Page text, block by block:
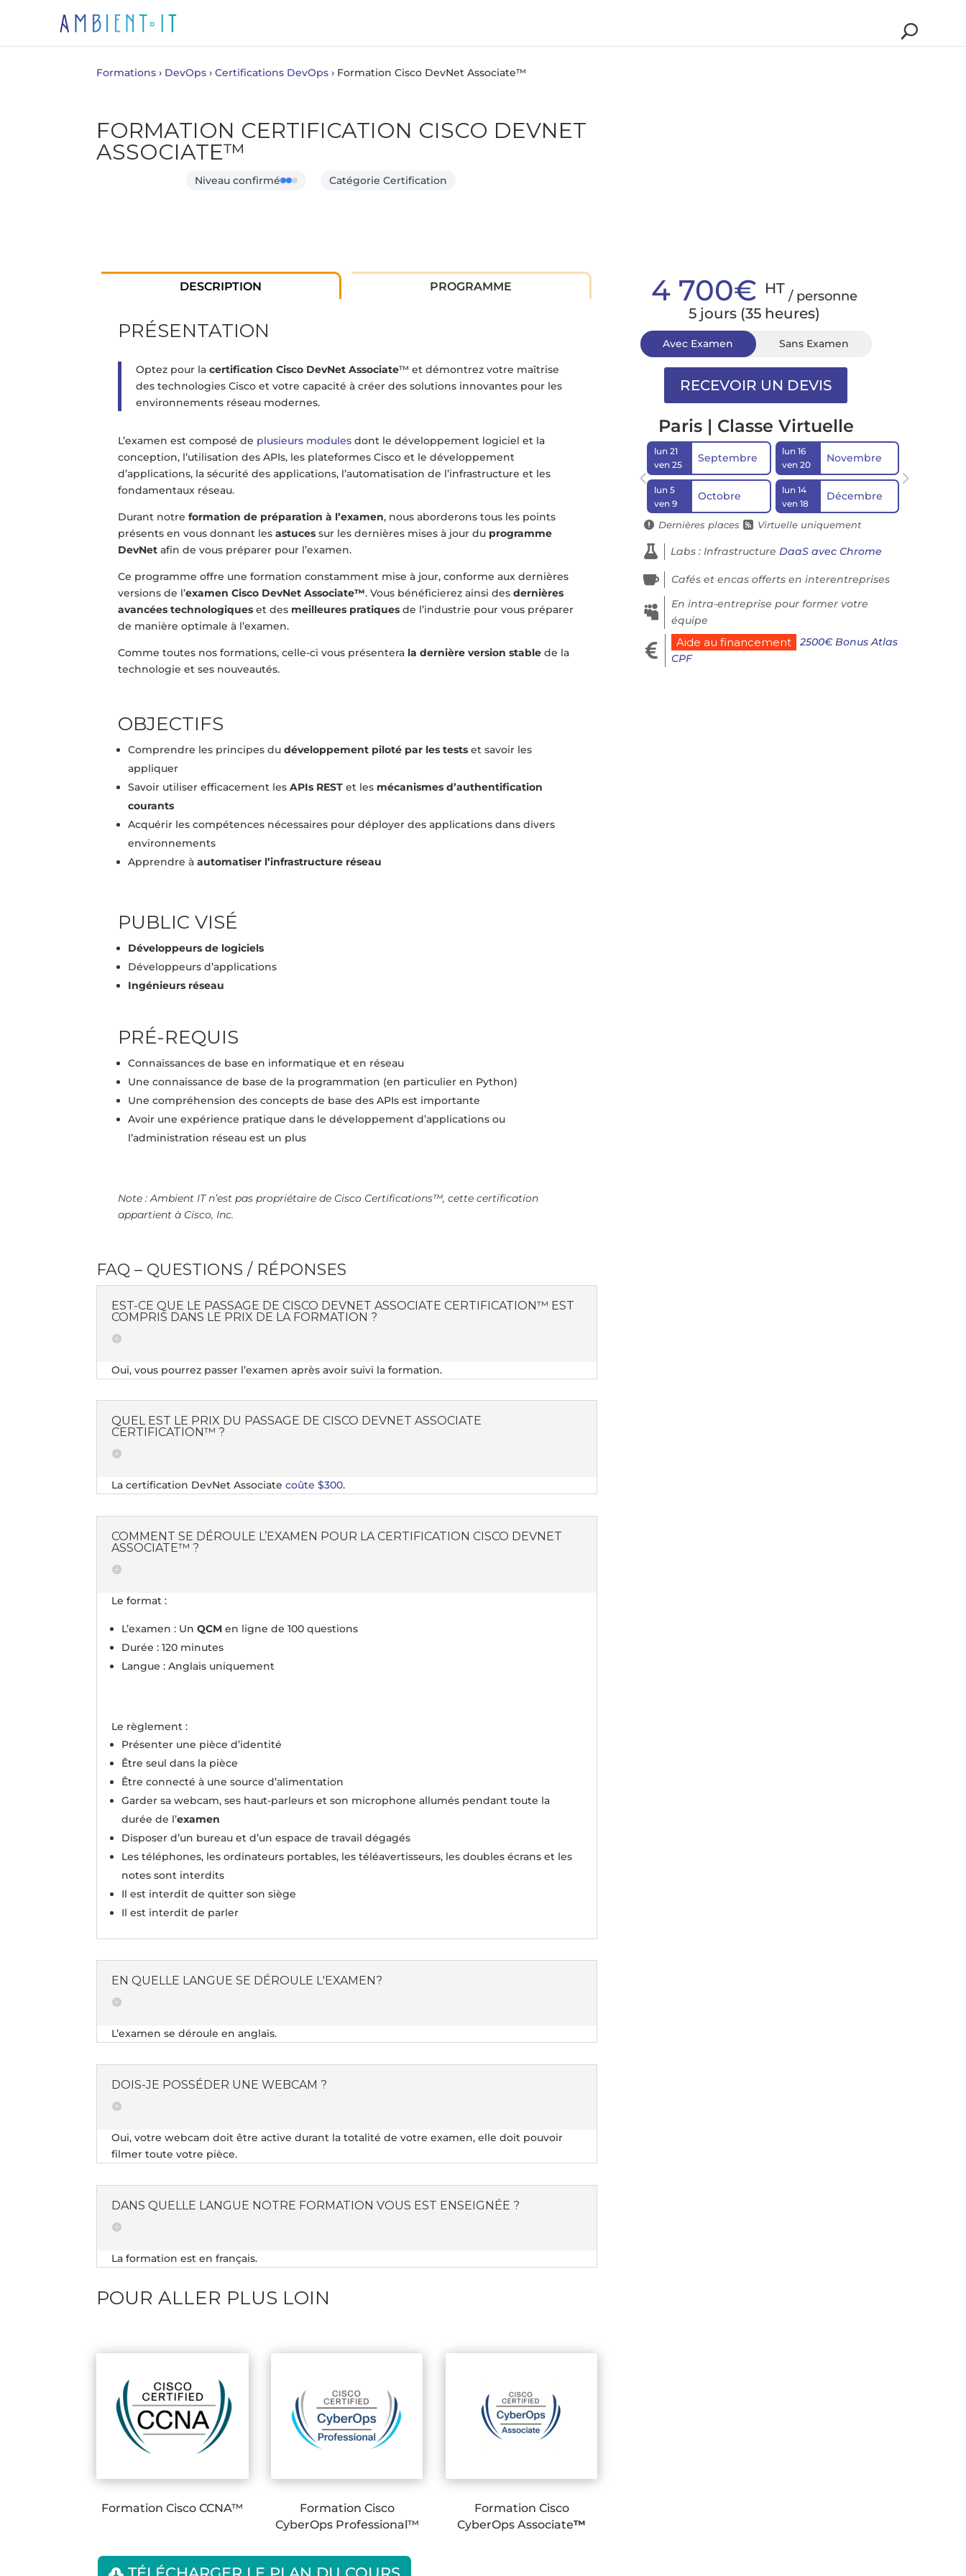
Formations › DevOps ›Certifications DevOps › Formation Cisco DevNet Associate™
FORMATION CERTIFICATION CISCO DEVNET
ASSOCIATE™
Niveau confirmé Catégorie Certification
DESCRIPTION PROGRAMME
PRÉSENTATION
Optez pour lacertification Cisco DevNet Associate™ et démontrez votre maîtrise
des technologies Cisco et votre capacité à créer des solutions innovantes pour les
environnements réseau modernes.
L’examen est composé de plusieurs modules dont le développement logiciel et la
conception, l’utilisation des APIs, les plateformes Cisco et le développement
d’applications, la sécurité des applications, l’automatisation de l’infrastructure et les
fondamentaux réseau.
Durant notreformation de préparation à l’examen, nous aborderons tous les points
présents en vous donnant lesastucessur les dernières mises à jour du programme
DevNet afin de vous préparer pour l’examen.
Ce programme offre une formation constamment mise à jour, conforme aux dernières
versions de l’examen Cisco DevNet Associate™. Vous bénéficierez ainsi desdernières
avancées technologiques et des meilleures pratiques de l’industrie pour vous préparer
de manière optimale à l’examen.
Comme toutes nos formations, celle-ci vous présentera la dernière version stable de la
technologie et ses nouveautés.
OBJECTIFS
Comprendre les principes dudéveloppement piloté par les tests et savoir les
appliquer
Savoir utiliser efficacement les APIs REST et les mécanismes d’authentification
courants
Acquérir les compétences nécessaires pour déployer des applications dans divers
environnements
Apprendre àautomatiser l’infrastructure réseau
PUBLIC VISÉ
Développeurs de logiciels
Développeurs d’applications
Ingénieurs réseau
PRÉ-REQUIS
Connaissances de base en informatique et en réseau
Une connaissance de base de la programmation (en particulier en Python)
Une compréhension des concepts de base des APIs est importante
Avoir une expérience pratique dans le développement d’applications ou
l’administration réseau est un plus
Note : Ambient IT n’est pas propriétaire de Cisco Certifications™, cette certification
appartient à Cisco, Inc.
FAQ – QUESTIONS / RÉPONSES
EST-CE QUE LE PASSAGE DE CISCO DEVNET ASSOCIATE CERTIFICATION™ EST
COMPRIS DANS LE PRIX DE LA FORMATION ?
Oui, vous pourrez passer l’examen après avoir suivi la formation.
QUEL EST LE PRIX DU PASSAGE DE CISCO DEVNET ASSOCIATE
CERTIFICATION™ ?
La certification DevNet Associatecoûte $300.
COMMENT SE DÉROULE L’EXAMEN POUR LA CERTIFICATION CISCO DEVNET
ASSOCIATE™ ?
Le format :
L’examen : UnQCM en ligne de 100 questions
Durée : 120 minutes
Langue : Anglais uniquement
Le règlement :
Présenter une pièce d’identité
Être seul dans la pièce
Être connecté à une source d’alimentation
Garder sa webcam, ses haut-parleurs et son microphone allumés pendant toute la
durée de l’examen
Disposer d’un bureau et d’un espace de travail dégagés
Les téléphones, les ordinateurs portables, les téléavertisseurs, les doubles écrans et les
notes sont interdits
Il est interdit de quitter son siège
Il est interdit de parler
EN QUELLE LANGUE SE DÉROULE L'EXAMEN?
L’examen se déroule en anglais.
DOIS-JE POSSÉDER UNE WEBCAM ?
Oui, votre webcam doit être active durant la totalité de votre examen, elle doit pouvoir
filmer toute votre pièce.
DANS QUELLE LANGUE NOTRE FORMATION VOUS EST ENSEIGNÉE ?
La formation est en français.
POUR ALLER PLUS LOIN
Formation Cisco CCNA™
Formation Cisco
CyberOps Professional™
Formation Cisco
CyberOps Associate™
4 700€ HT / personne
5 jours (35 heures)
Avec Examen Sans Examen
Paris | Classe Virtuelle
lun 21
ven 25
Septembre
lun 5
ven 9
Octobre
lun 16
ven 20
Novembre
lun 14
ven 18
Décembre
 Dernières places  Virtuelle uniquement
 Labs : InfrastructureDaaS avec Chrome
 Cafés et encas offerts en interentreprises

En intra-entreprise pour former votre
équipe
 Aide au financement
2500€ Bonus Atlas
CPF